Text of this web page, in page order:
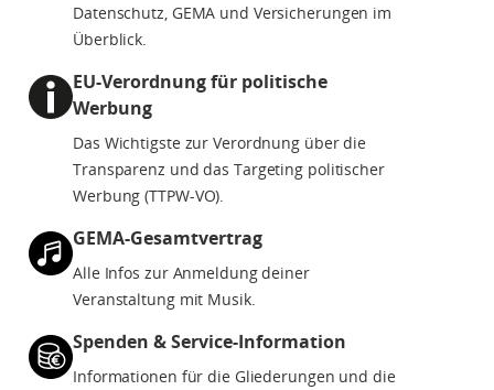
Datenschutz, GEMA und Versicherungen im
Überblick.
EU-Verordnung für politische
Werbung
Das Wichtigste zur Verordnung über die
Transparenz und das Targeting politischer
Werbung (TTPW-VO).
GEMA-Gesamtvertrag
Alle Infos zur Anmeldung deiner
Veranstaltung mit Musik.
Spenden & Service-Information
Informationen für die Gliederungen und die